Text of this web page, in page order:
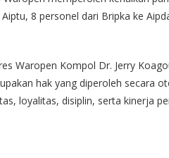
8 personel dari Bripka ke
Waropen Kompol Dr. Jerry
hak yang diperoleh secara
loyalitas, disiplin, serta kinerja